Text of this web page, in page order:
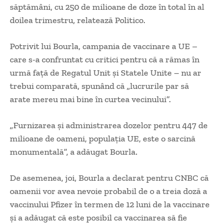
săptămâni, cu 250 de milioane de doze în total în al
doilea trimestru, relatează Politico.
Potrivit lui Bourla, campania de vaccinare a UE –
care s-a confruntat cu critici pentru că a rămas în
urmă faţă de Regatul Unit şi Statele Unite – nu ar
trebui comparată, spunând că „lucrurile par să
arate mereu mai bine în curtea vecinului”.
„Furnizarea şi administrarea dozelor pentru 447 de
milioane de oameni, populaţia UE, este o sarcină
monumentală”, a adăugat Bourla.
De asemenea, joi, Bourla a declarat pentru CNBC că
oamenii vor avea nevoie probabil de o a treia doză a
vaccinului Pfizer în termen de 12 luni de la vaccinare
şi a adăugat că este posibil ca vaccinarea să fie